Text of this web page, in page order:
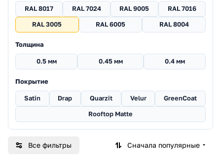
RAL 8017 RAL 7024 RAL 9005
RAL 7016
RAL 3005
RAL 6005 RAL 8004
Толщина
0.5 мм 0.45 мм 0.4 мм
Покрытие
Satin Drap Quarzit Velur
GreenCoat
Rooftop Matte
Все фильтры Сначала популярные